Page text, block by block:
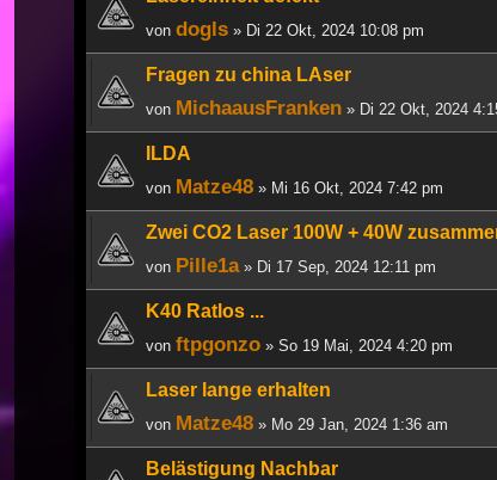
von dogls » Di 22 Okt, 2024 10:08 pm
Fragen zu china LAser
von MichaausFranken » Di 22 Okt, 2024
ILDA
von Matze48 » Mi 16 Okt, 2024 7:42 pm
Zwei CO2 Laser 100W + 40W
von Pille1a» Di 17 Sep, 2024 12:11 pm
K40 Ratlos ...
von ftpgonzo » So 19 Mai, 2024 4:20 pm
Laser lange erhalten
von Matze48 » Mo 29 Jan, 2024 1:36 am
Belästigung Nachbar